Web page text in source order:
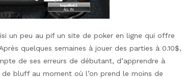
un peu au pif un site de poker en ligne qui offre
quelques semaines à jouer des parties à 0.10$,
de ses erreurs de débutant, d’apprendre à
bluff au moment où l’on prend le moins de